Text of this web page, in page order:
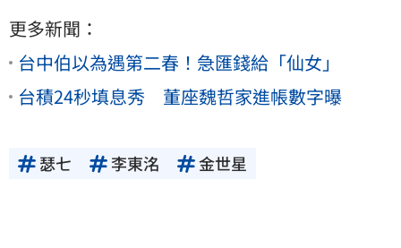
更多新聞：
台中伯以為遇第二春！急匯錢給「仙女」
台積24秒填息秀 董座魏哲家進帳數字曝
瑟七 李東洺 金世星